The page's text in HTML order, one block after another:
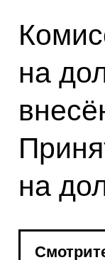
на
на